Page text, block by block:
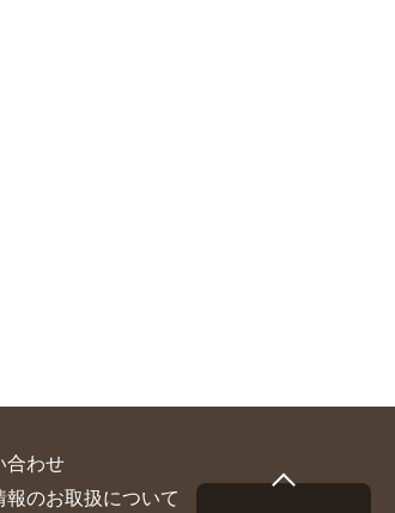
合わせ
報のお取扱について